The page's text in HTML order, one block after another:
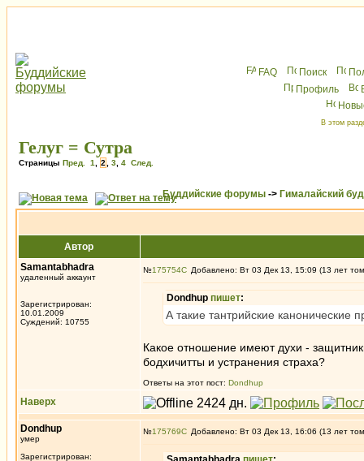
FAQ Поиск
Профиль
В этом
Гелуг = Сутра
Страницы Пред. 1 2 3 4 След.
Буддийские форумы -> Гималайский
Автор
Samantabhadra
удаленный аккаунт
Зарегистрирован:
10.01.2009
Суждений: 10755
№175754 Добавлено: Вт 03 Дек 13, 15:09 (13 лет
Dondhup пишет:
А такие тантрийские канонические
Какое отношение имеют духи -
бодхичитты и устранения страха?
Ответы на этот пост: Dondhup
Наверх
Dondhup
умер
Зарегистрирован:
№175769 Добавлено: Вт 03 Дек 13, 16:06 (13 лет